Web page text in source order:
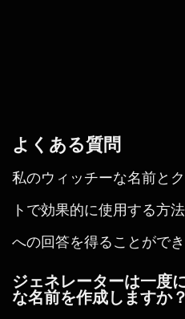
よくある質問
私のウィッチーな名前と
トで効果的に使用する方
への回答を得ることができ
ジェネレーターは一度
な名前を作成しますか？